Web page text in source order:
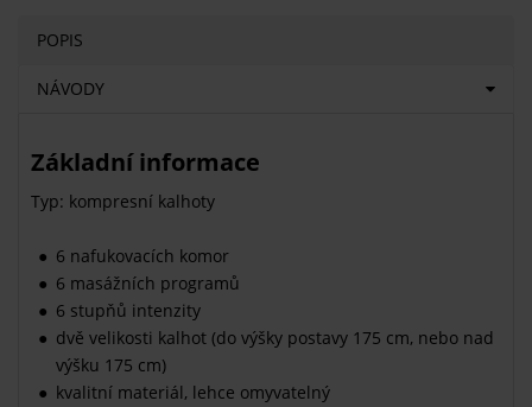
POPIS
NÁVODY
Základní informace
Typ: kompresní kalhoty
6 nafukovacích komor
6 masážních programů
6 stupňů intenzity
dvě velikosti kalhot (do výšky postavy 175 cm, nebo nad
výšku 175 cm)
kvalitní materiál, lehce omyvatelný